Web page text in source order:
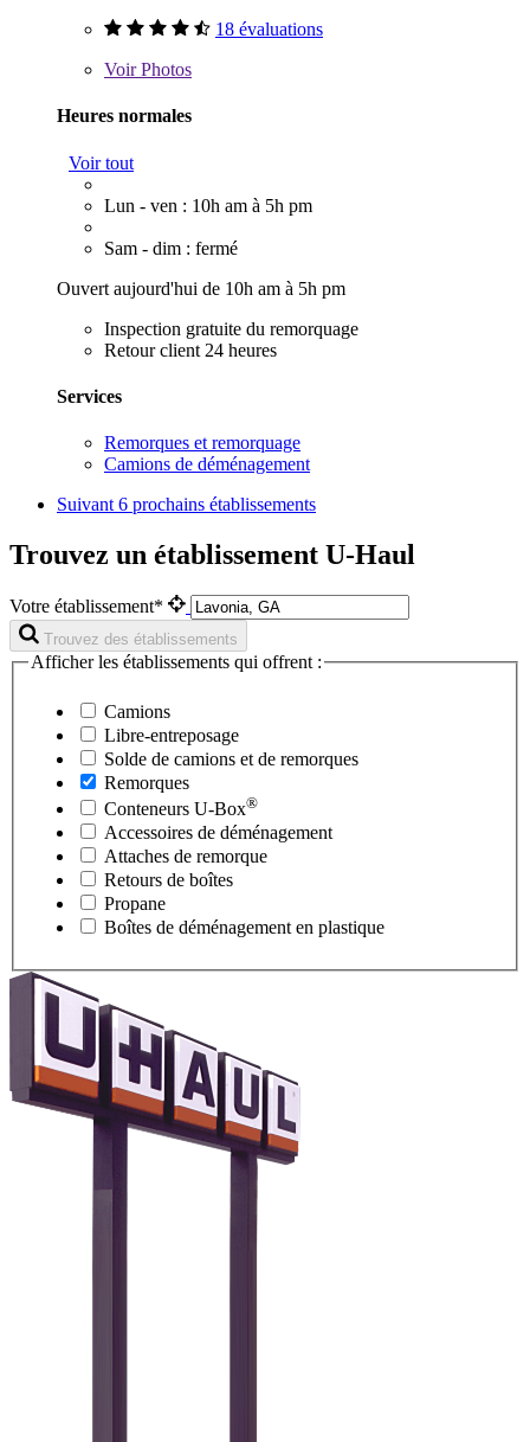
18 évaluations
VoirPhotos
Heures normales
Voir tout
Lun - ven : 10h am à 5h pm
Sam - dim : fermé
Ouvert aujourd'hui de 10h am à 5h pm
Inspection gratuite du remorquage
Retour client 24 heures
Services
Remorques et remorquage
Camions de déménagement
Suivant 6 prochains établissements
Trouvez un établissement U-Haul
Votre établissement*
Trouvez des établissements
Afficher les établissements qui offrent :
Camions
Libre-entreposage
Solde de camions et de remorques
Remorques
Conteneurs U-Box®
Accessoires de déménagement
Attaches de remorque
Retours de boîtes
Propane
Boîtes de déménagement en plastique